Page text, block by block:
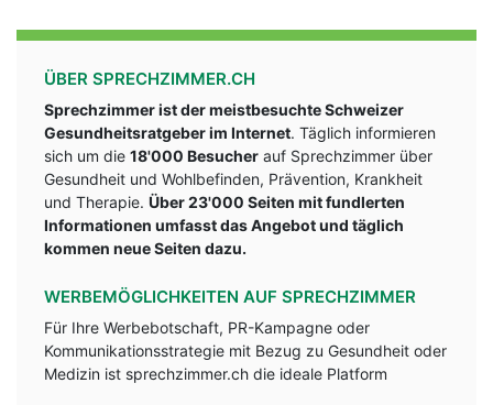
ÜBER SPRECHZIMMER.CH
Sprechzimmer ist der meistbesuchte Schweizer
Gesundheitsratgeber im Internet. Täglich informieren
sich um die 18'000 Besucher auf Sprechzimmer über
Gesundheit und Wohlbefinden, Prävention, Krankheit
und Therapie. Über 23'000 Seiten mit fundlerten
Informationen umfasst das Angebot und täglich
kommen neue Seiten dazu.
WERBEMÖGLICHKEITEN AUF SPRECHZIMMER
Für Ihre Werbebotschaft, PR-Kampagne oder
Kommunikationsstrategie mit Bezug zu Gesundheit oder
Medizin ist sprechzimmer.ch die ideale Platform